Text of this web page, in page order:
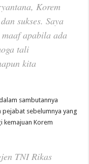
Korem
sukses. Saya
apabila ada
tali
kita
sambutannya
sebelumnya yang
kemajuan Korem
TNI Rikas